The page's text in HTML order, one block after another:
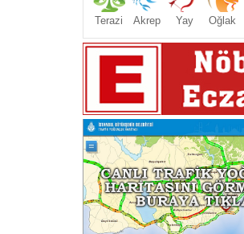
Terazi Akrep Yay Oğlak